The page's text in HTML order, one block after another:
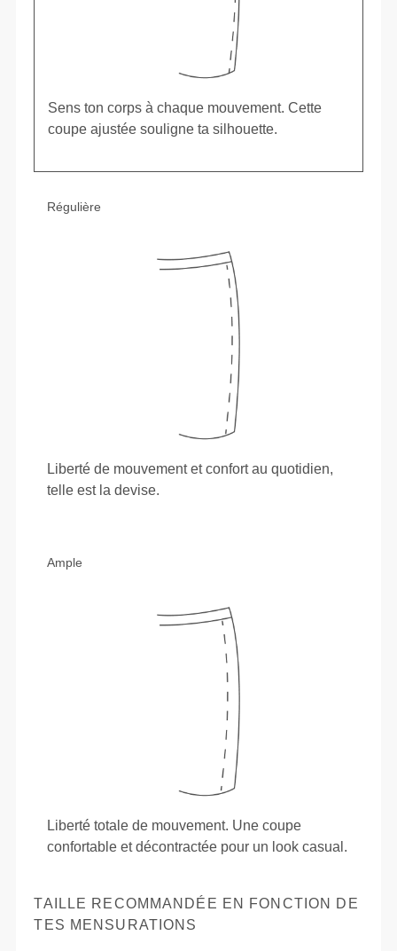
Sens ton corps à chaque mouvement. Cette
coupe ajustée souligne ta silhouette.
Régulière
Liberté de mouvement et confort au quotidien,
telle est la devise.
Ample
Liberté totale de mouvement. Une coupe
confortable et décontractée pour un look casual.
TAILLE RECOMMANDÉE EN FONCTION DE
TES MENSURATIONS